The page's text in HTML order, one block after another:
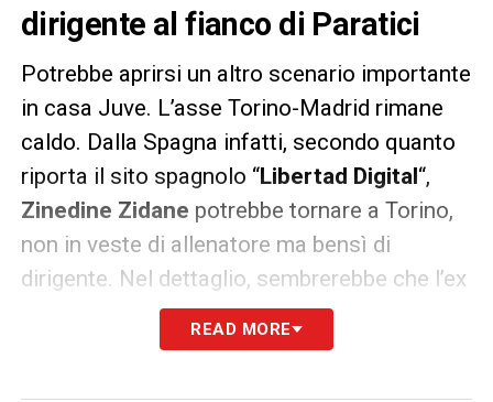
dirigente al fianco di Paratici
Potrebbe aprirsi un altro scenario importante
in casa Juve. L’asse Torino-Madrid rimane
caldo. Dalla Spagna infatti, secondo quanto
riporta il sito spagnolo “Libertad Digital“,
Zinedine Zidane potrebbe tornare a Torino,
non in veste di allenatore ma bensì di
dirigente. Nel dettaglio, sembrerebbe che l’ex
tecnico di Ronaldo potrebbe affiancare nella
direzione sportiva il dirigente Fabio
READ MORE